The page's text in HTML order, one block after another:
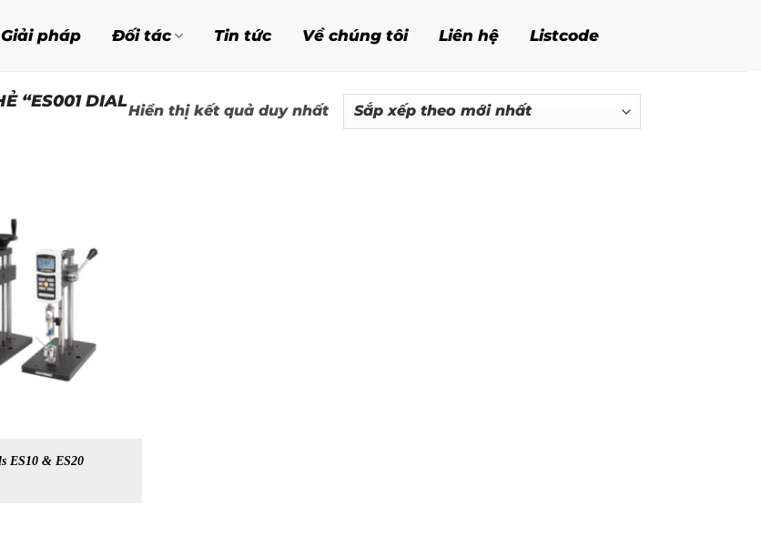
Giải pháp Đối tác Tin tức Về chúng tôi Liên hệ Listcode
“ES001 DIALHiển thị kết quả duy nhất
ES10 & ES20